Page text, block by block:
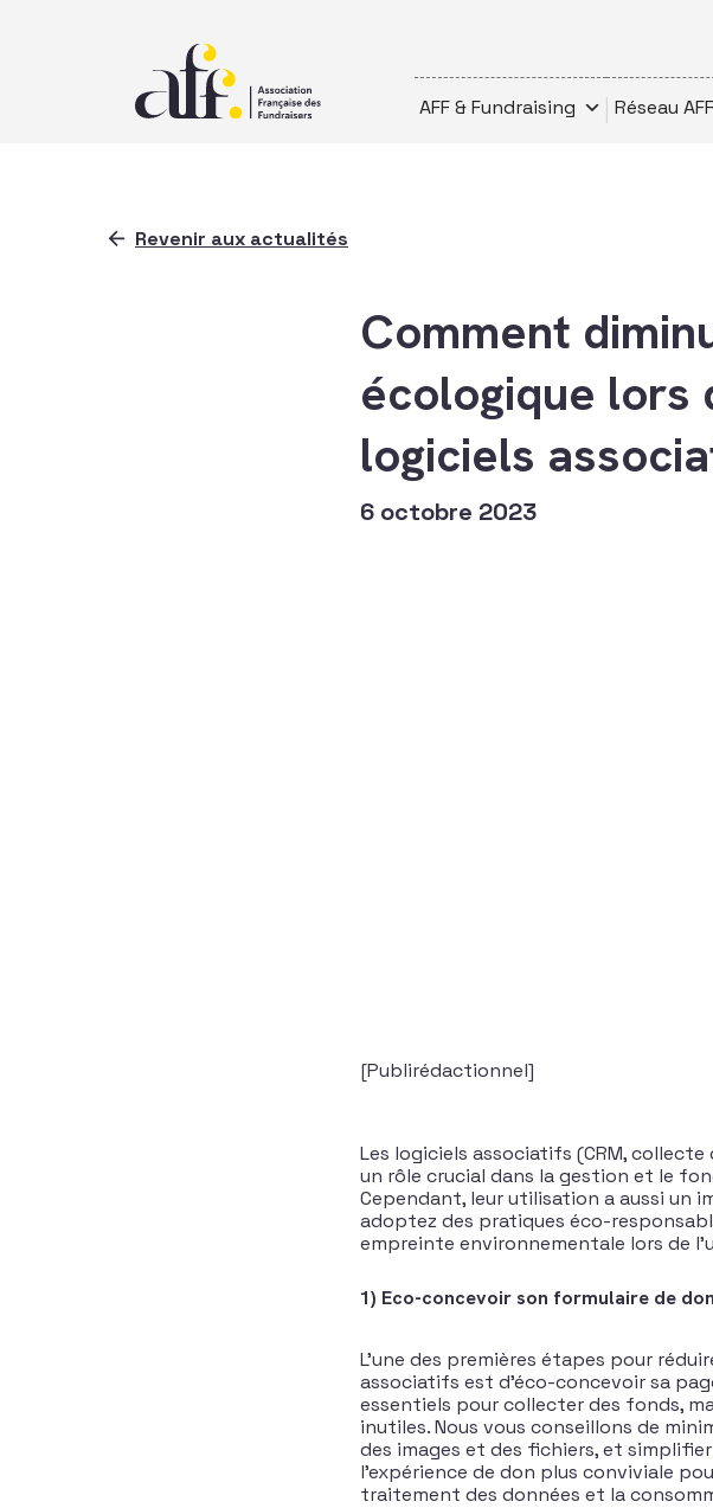
AFF & Fundraising Réseau AFF
Revenir aux actualités
Comment
écologique lors
logiciels
6 octobre 2023
[Publirédactionnel]
Les logiciels associatifs (CRM,
un rôle crucial dans la gestion et le
Cependant, leur utilisation a aussi un
adoptez des pratiques éco-
empreinte environnementale lors de
1) Eco-concevoir son formulaire de
L’une des premières étapes pour
associatifs est d’éco-concevoir sa
essentiels pour collecter des fonds,
inutiles. Nous vous conseillons de
des images et des fichiers, et
l’expérience de don plus conviviale
traitement des données et la